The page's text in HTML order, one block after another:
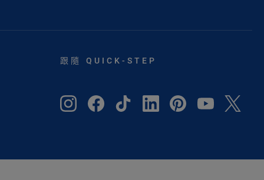
跟隨 QUICK-STEP